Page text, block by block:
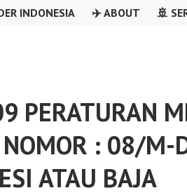
INDONESIA ✈️ ABOUT 🚢
NOMOR : 08/
ATAU BAJA